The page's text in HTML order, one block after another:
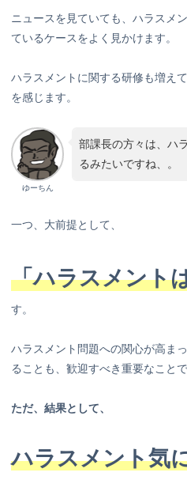
ニュースを見ていても、ハラスメ
ているケースをよく見かけます。
ハラスメントに関する研修も増え
を感じます。
ゆーちん
部課長の方々は、ハ
るみたいですね、。
一つ、大前提として、
「ハラスメント
す。
ハラスメント問題への関心が高ま
ることも、歓迎すべき重要なことで
ただ、結果として、
ハラスメント気